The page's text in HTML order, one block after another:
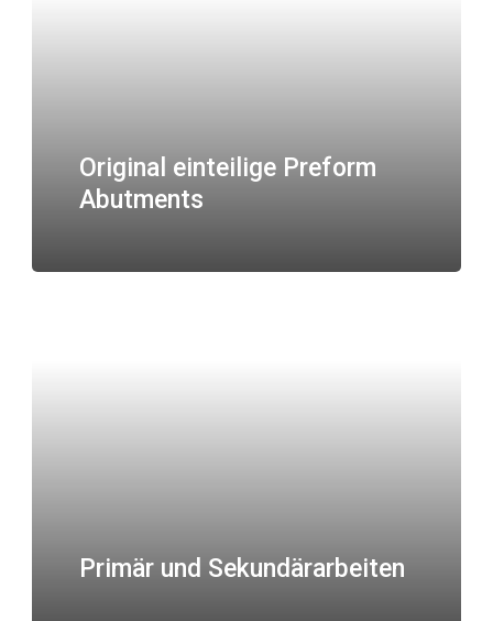
Original einteilige Preform
Abutments
Primär und Sekundärarbeiten